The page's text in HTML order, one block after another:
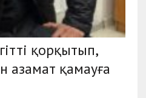
қорқытып,
азамат қамауға